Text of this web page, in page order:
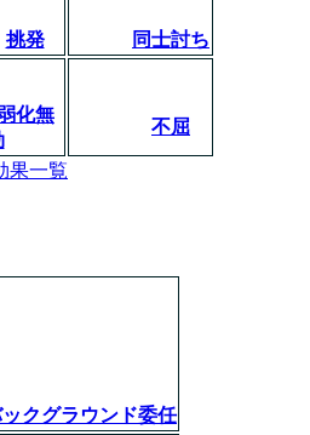
挑発 同士討ち
化無
不屈
果一覧
クグラウンド委任